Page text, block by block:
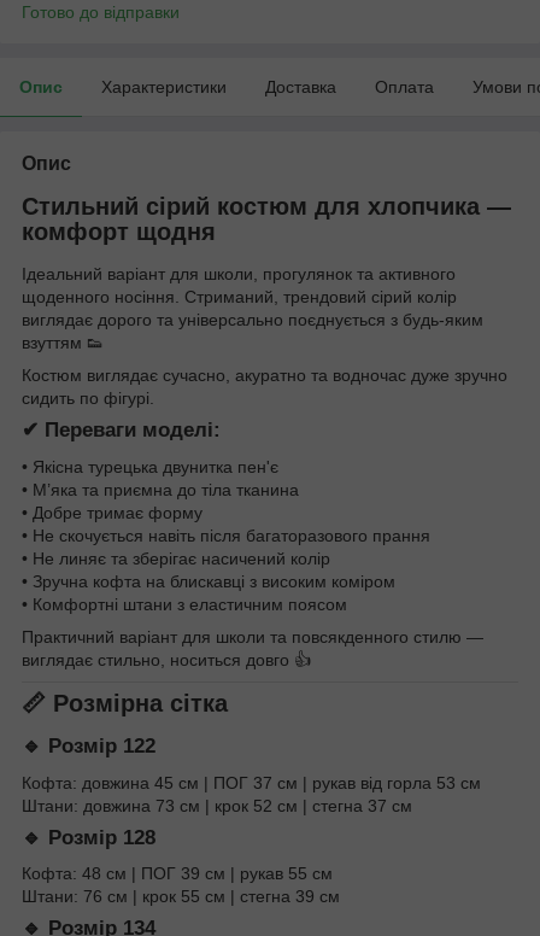
Готово до відправки
Опис Характеристики Доставка Оплата Умови
Опис
Стильний сірий костюм для хлопчика —
комфорт щодня
Ідеальний варіант для школи, прогулянок та активного
щоденного носіння. Стриманий, трендовий сірий колір
виглядає дорого та універсально поєднується з будь-яким
взуттям 👟
Костюм виглядає сучасно, акуратно та водночас дуже зручно
сидить по фігурі.
✔ Переваги моделі:
• Якісна турецька двунитка пен'є
• М’яка та приємна до тіла тканина
• Добре тримає форму
• Не скочується навіть після багаторазового прання
• Не линяє та зберігає насичений колір
• Зручна кофта на блискавці з високим коміром
• Комфортні штани з еластичним поясом
Практичний варіант для школи та повсякденного стилю —
виглядає стильно, носиться довго 👍
📏 Розмірна сітка
🔹 Розмір 122
Кофта: довжина 45 см | ПОГ 37 см | рукав від горла 53 см
Штани: довжина 73 см | крок 52 см | стегна 37 см
🔹 Розмір 128
Кофта: 48 см | ПОГ 39 см | рукав 55 см
Штани: 76 см | крок 55 см | стегна 39 см
🔹 Розмір 134